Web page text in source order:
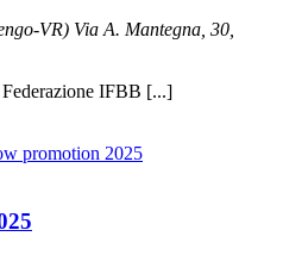
VR) Via A. Mantegna, 30,
IFBB [...]